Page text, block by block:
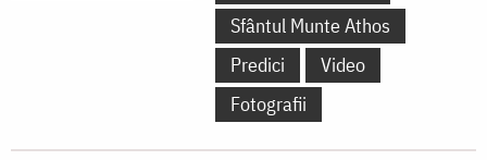
Sfântul Munte Athos
Predici
Video
Fotografii